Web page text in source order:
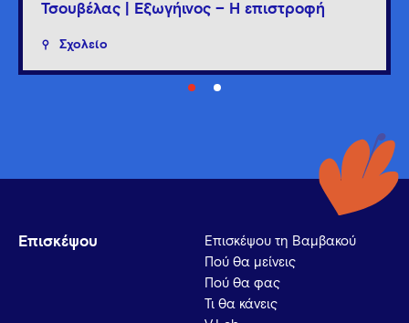
Τσουβέλας | Εξωγήινος – Η επιστροφή
Σχολείο
Επισκέψου
Επισκέψου τη Βαμβακού
Πού θα μείνεις
Πού θα φας
Τι θα κάνεις